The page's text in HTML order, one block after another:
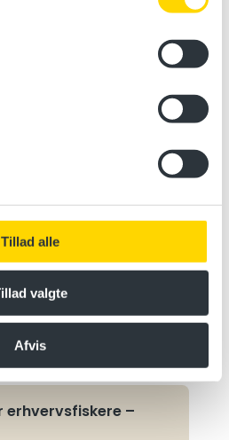
Tillad alle
valgte
Afvis
– 4
Havnen, 7680
erhvervsfiskere –